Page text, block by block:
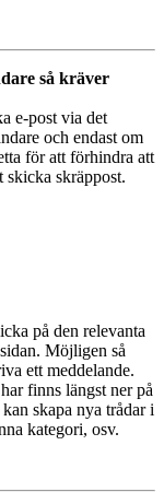
så kräver
e-post via det
och endast om
för att förhindra att
skicka skräppost.
på den relevanta
Möjligen så
ett meddelande.
finns längst ner på
skapa nya trådar i
kategori, osv.